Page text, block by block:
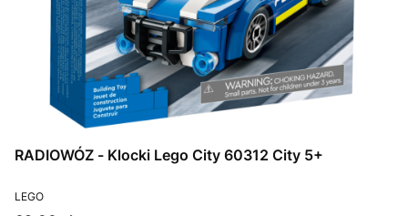
RADIOWÓZ - Klocki Lego City 60312 City 5+
PRODUCENT
LEGO